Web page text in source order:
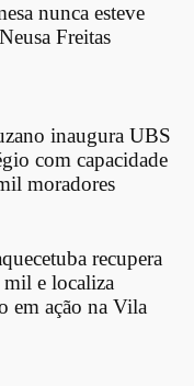
nunca esteve
Freitas
inaugura UBS
com capacidade
moradores
recupera
e localiza
em ação na Vila